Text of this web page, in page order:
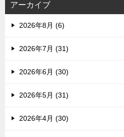
アーカイブ
2026年8月 (6)
2026年7月 (31)
2026年6月 (30)
2026年5月 (31)
2026年4月 (30)